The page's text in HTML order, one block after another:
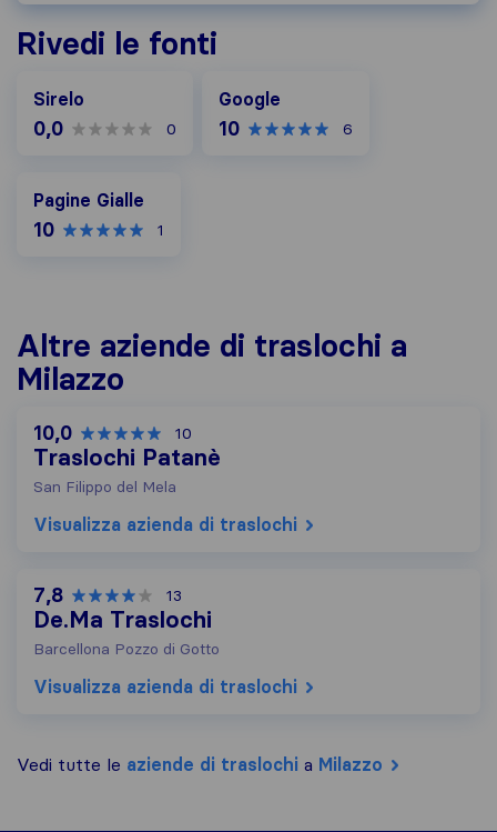
Rivedi le fonti
Sirelo
0,0 0
Google
10 6
Pagine Gialle
10 1
Altre aziende di traslochi a
Milazzo
10,0 10
Traslochi Patanè
San Filippo del Mela
Visualizza azienda di traslochi
7,8 13
De.Ma Traslochi
Barcellona Pozzo di Gotto
Visualizza azienda di traslochi
Vedi tutte le aziende di traslochi a Milazzo